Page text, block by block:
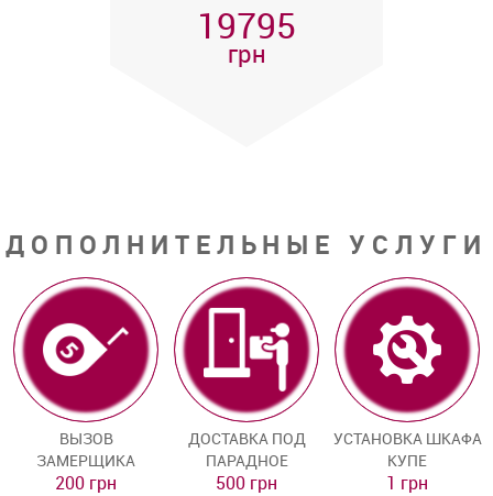
19795
грн
ДОПОЛНИТЕЛЬНЫЕ УСЛУГИ
ВЫЗОВ
ЗАМЕРЩИКА
200 грн
ДОСТАВКА ПОД
ПАРАДНОЕ
500 грн
УСТАНОВКА ШКАФА
КУПЕ
1 грн